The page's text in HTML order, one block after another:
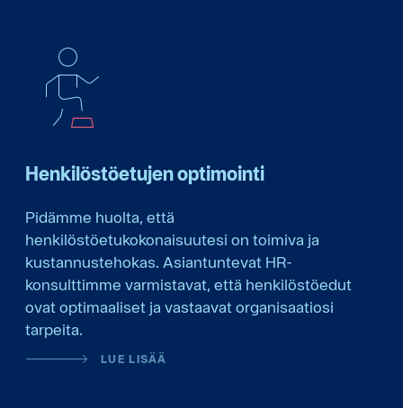
Henkilöstöetujen optimointi
Pidämme huolta, että
henkilöstöetukokonaisuutesi on toimiva ja
kustannustehokas. Asiantuntevat HR-
konsulttimme varmistavat, että henkilöstöedut
ovat optimaaliset ja vastaavat organisaatiosi
tarpeita.
LUE LISÄÄ